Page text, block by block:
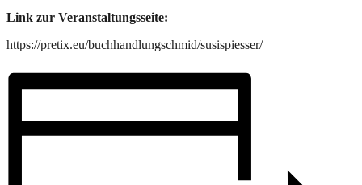
Link zur Veranstaltungsseite:
https://pretix.eu/buchhandlungschmid/susispiesser/